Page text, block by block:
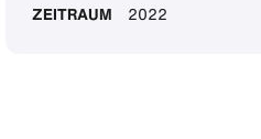
ZEITRAUM 2022